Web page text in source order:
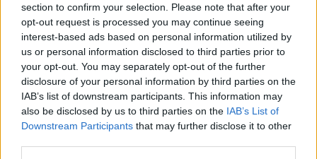
section to confirm your selection. Please note that after your
opt-out request is processed you may continue seeing
interest-based ads based on personal information utilized by
us or personal information disclosed to third parties prior to
your opt-out. You may separately opt-out of the further
disclosure of your personal information by third parties on the
IAB’s list of downstream participants. This information may
also be disclosed by us to third parties on the IAB’s List of
Downstream Participants that may further disclose it to other
In evidenza